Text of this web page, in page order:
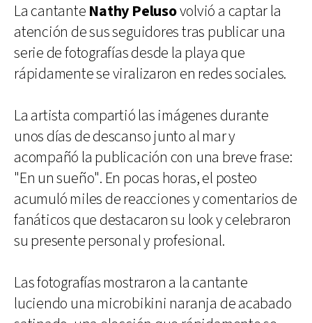
La cantante Nathy Pelusovolvió a captar la
atención de sus seguidores tras publicar una
serie de fotografías desde la playa que
rápidamente se viralizaron en redes sociales.
La artista compartió las imágenes durante
unos días de descanso junto al mar y
acompañó la publicación con una breve frase:
"En un sueño". En pocas horas, el posteo
acumuló miles de reacciones y comentarios de
fanáticos que destacaron su look y celebraron
su presente personal y profesional.
Las fotografías mostraron a la cantante
luciendo una microbikini naranja de acabado